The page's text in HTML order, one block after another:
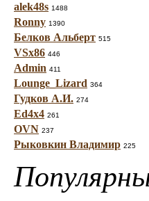
alek48s 1488
Ronny 1390
Белков Альберт 515
VSx86 446
Admin 411
Lounge_Lizard 364
Гудков А.И. 274
Ed4x4 261
OVN 237
Рыковкин Владимир 225